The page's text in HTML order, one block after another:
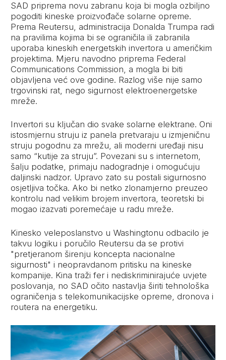
SAD priprema novu zabranu koja bi mogla ozbiljno
pogoditi kineske proizvođače solarne opreme.
Prema Reutersu, administracija Donalda Trumpa radi
na pravilima kojima bi se ograničila ili zabranila
uporaba kineskih energetskih invertora u američkim
projektima. Mjeru navodno priprema Federal
Communications Commission, a mogla bi biti
objavljena već ove godine. Razlog više nije samo
trgovinski rat, nego sigurnost elektroenergetske
mreže.
Invertori su ključan dio svake solarne elektrane. Oni
istosmjernu struju iz panela pretvaraju u izmjeničnu
struju pogodnu za mrežu, ali moderni uređaji nisu
samo “kutije za struju”. Povezani su s internetom,
šalju podatke, primaju nadogradnje i omogućuju
daljinski nadzor. Upravo zato su postali sigurnosno
osjetljiva točka. Ako bi netko zlonamjerno preuzeo
kontrolu nad velikim brojem invertora, teoretski bi
mogao izazvati poremećaje u radu mreže.
Kinesko veleposlanstvo u Washingtonu odbacilo je
takvu logiku i poručilo Reutersu da se protivi
"pretjeranom širenju koncepta nacionalne
sigurnosti" i neopravdanom pritisku na kineske
kompanije. Kina traži fer i nediskriminirajuće uvjete
poslovanja, no SAD očito nastavlja širiti tehnološka
ograničenja s telekomunikacijske opreme, dronova i
routera na energetiku.